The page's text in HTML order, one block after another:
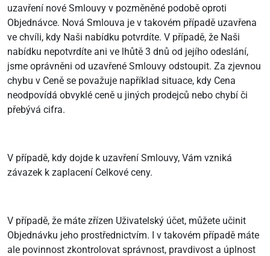
uzavření nové Smlouvy v pozměněné podobě oproti
Objednávce. Nová Smlouva je v takovém případě uzavřena
ve chvíli, kdy Naši nabídku potvrdíte. V případě, že Naši
nabídku nepotvrdíte ani ve lhůtě 3 dnů od jejího odeslání,
jsme oprávněni od uzavřené Smlouvy odstoupit. Za zjevnou
chybu v Ceně se považuje například situace, kdy Cena
neodpovídá obvyklé ceně u jiných prodejců nebo chybí či
přebývá cifra.
V případě, kdy dojde k uzavření Smlouvy, Vám vzniká
závazek k zaplacení Celkové ceny.
V případě, že máte zřízen Uživatelský účet, můžete učinit
Objednávku jeho prostřednictvím. I v takovém případě máte
ale povinnost zkontrolovat správnost, pravdivost a úplnost